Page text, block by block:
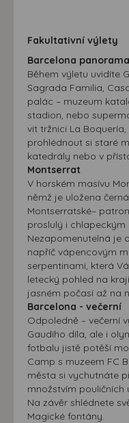
Fakultativní výlety
Barcelona
Během výletu uvidíte
Sagrada Familia,
palác – muzeum
stadion, nebo
vit tržnici La
prohlédnout si staré
katedrály nebo v
Montserrat
V horském masívu
němž je uložena
Montserratské–
proslulý i chlapeckým
Nezapomenutelná je
napříč vápencovým
serpentinami, která
letecký pohled na
jasném počasí až na
Barcelona - večerní
Odpoledně – večerní
Gaudího díla, ale i
fotbalu jistě potěší
Camp s muzeem FC
města si vychutnáte
množstvím pouličních
Na závěr shlédnete
Magické fontány.